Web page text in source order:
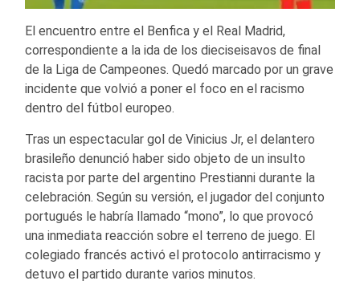
El encuentro entre el Benfica y el Real Madrid,
correspondiente a la ida de los dieciseisavos de final
de la Liga de Campeones. Quedó marcado por un grave
incidente que volvió a poner el foco en el racismo
dentro del fútbol europeo.
Tras un espectacular gol de Vinicius Jr, el delantero
brasileño denunció haber sido objeto de un insulto
racista por parte del argentino Prestianni durante la
celebración. Según su versión, el jugador del conjunto
portugués le habría llamado “mono”, lo que provocó
una inmediata reacción sobre el terreno de juego. El
colegiado francés activó el protocolo antirracismo y
detuvo el partido durante varios minutos.